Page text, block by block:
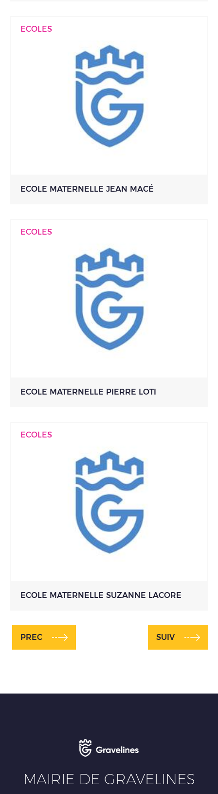
ECOLES
ECOLE MATERNELLE JEAN MACÉ
ECOLES
ECOLE MATERNELLE PIERRE LOTI
ECOLES
ECOLE MATERNELLE SUZANNE LACORE
MAIRIE DE GRAVELINES